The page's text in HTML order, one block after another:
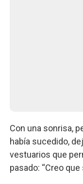
Con una sonrisa,
había sucedido,
vestuarios que
pasado: “Creo